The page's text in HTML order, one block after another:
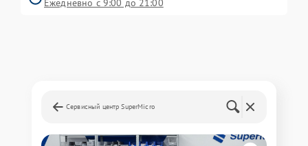
Сервисный центр SuperMicro